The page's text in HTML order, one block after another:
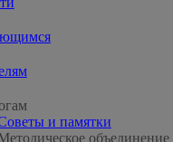
и памятки